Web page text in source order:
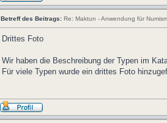
Betreff des Beitrags: Re: Maktun - Anwendung für
Drittes Foto
Wir haben die Beschreibung der Typen im
Für viele Typen wurde ein drittes Foto